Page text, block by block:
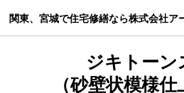
関東、宮城で住宅修繕なら株式会社ア
ジキトーン
（砂壁状模様仕